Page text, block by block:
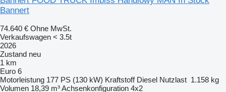
Bannert
74.640 € Ohne MwSt.
Verkaufswagen < 3.5t
2026
Zustand neu
1 km
Euro 6
Motorleistung 177 PS (130 kW) Kraftstoff Diesel Nutzlast 1.158 kg
Volumen 18,39 m³Achsenkonfiguration 4x2